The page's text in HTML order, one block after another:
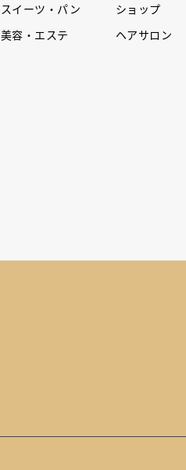
スイーツ・パン ショップ
美容・エステ ヘアサロン